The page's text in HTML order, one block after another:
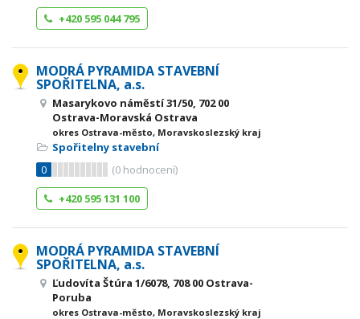
+420 595 044 795
MODRÁ PYRAMIDA STAVEBNÍ
SPOŘITELNA, a.s.
Masarykovo náměstí 31/50, 702 00
Ostrava-Moravská Ostrava
okres Ostrava-město, Moravskoslezský kraj
Spořitelny stavební
0
(0 hodnocení)
+420 595 131 100
MODRÁ PYRAMIDA STAVEBNÍ
SPOŘITELNA, a.s.
Ľudovíta Štúra 1/6078, 708 00 Ostrava-
Poruba
okres Ostrava-město, Moravskoslezský kraj